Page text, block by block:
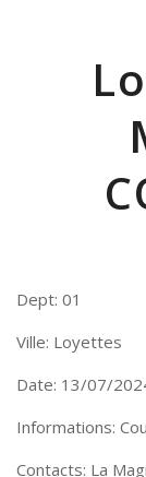
Dept: 01
Ville: Loyettes
Date: 13/07/
Informations:
Contacts: La